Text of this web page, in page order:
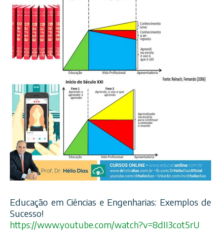
Educação em Ciências e Engenharias: Exemplos de
Sucesso!
https://www.youtube.com/watch?v=8dII3cot5rU